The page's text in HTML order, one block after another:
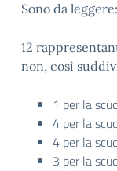
Sono da leggere:
12
non, così
1 per la
4 per la
4 per la
3 per la